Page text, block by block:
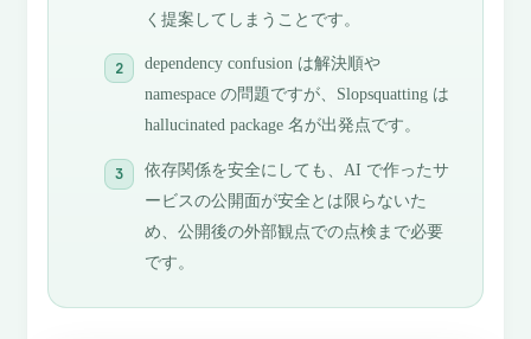
く提案してしまうことです。
dependency confusion は解決順や
namespace の問題ですが、Slopsquatting は
hallucinated package 名が出発点です。
依存関係を安全にしても、AI で作ったサ
ービスの公開面が安全とは限らないた
め、公開後の外部観点での点検まで必要
です。